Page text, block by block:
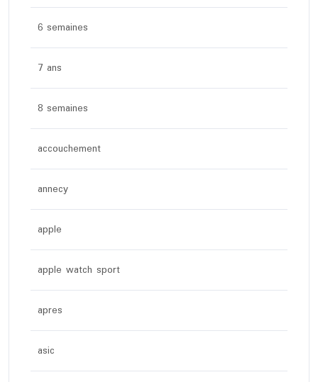
6 semaines
7 ans
8 semaines
accouchement
annecy
apple
apple watch sport
apres
asic